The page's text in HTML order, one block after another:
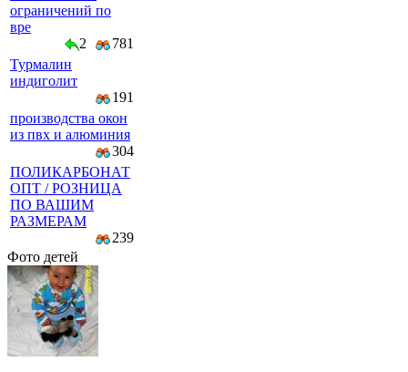
ограничений по
вре
2
781
Турмалин
индиголит
191
производства окон
из пвх и алюминия
304
ПОЛИКАРБОНАТ
ОПТ / РОЗНИЦА
ПО ВАШИМ
РАЗМЕРАМ
239
Фото детей